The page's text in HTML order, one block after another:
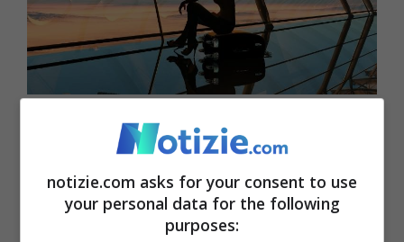
La risposta del presidente Enac non ha
Codacons, che si dice del
notizie.com asks for your consent to use
your personal data for the following
purposes: